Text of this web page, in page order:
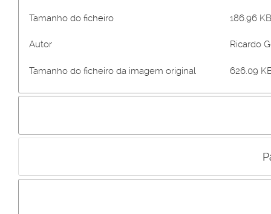
Tamanho do ficheiro 186.96
Autor Ricardo
Tamanho do ficheiro da imagem original 626.09
Incluir imagem :